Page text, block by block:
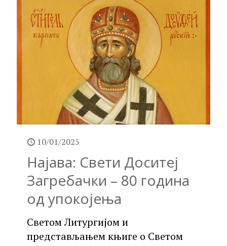
10/01/2025
Најава: Свети Доситеј
Загребачки – 80 година
од упокојења
Светом Литургијом и
представљањем књиге о Светом